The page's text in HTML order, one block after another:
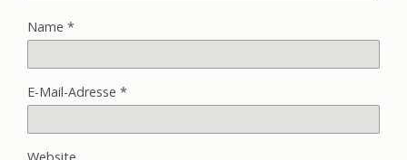
Name *
E-Mail-Adresse *